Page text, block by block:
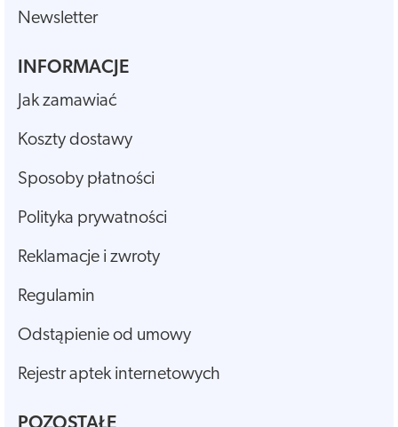
Newsletter
INFORMACJE
Jak zamawiać
Koszty dostawy
Sposoby płatności
Polityka prywatności
Reklamacje i zwroty
Regulamin
Odstąpienie od umowy
Rejestr aptek internetowych